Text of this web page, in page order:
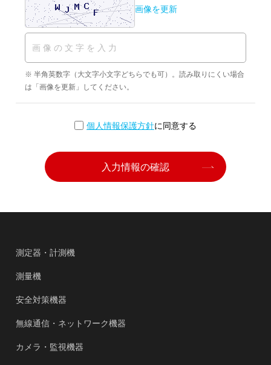
画像を更新
※ 半角英数字（大文字小文字どちらでも可）。読み取りにくい場合
は「画像を更新」してください。
個人情報保護方針に同意する
入力情報の確認
測定器・計測機
測量機
安全対策機器
無線通信・ネットワーク機器
カメラ・監視機器